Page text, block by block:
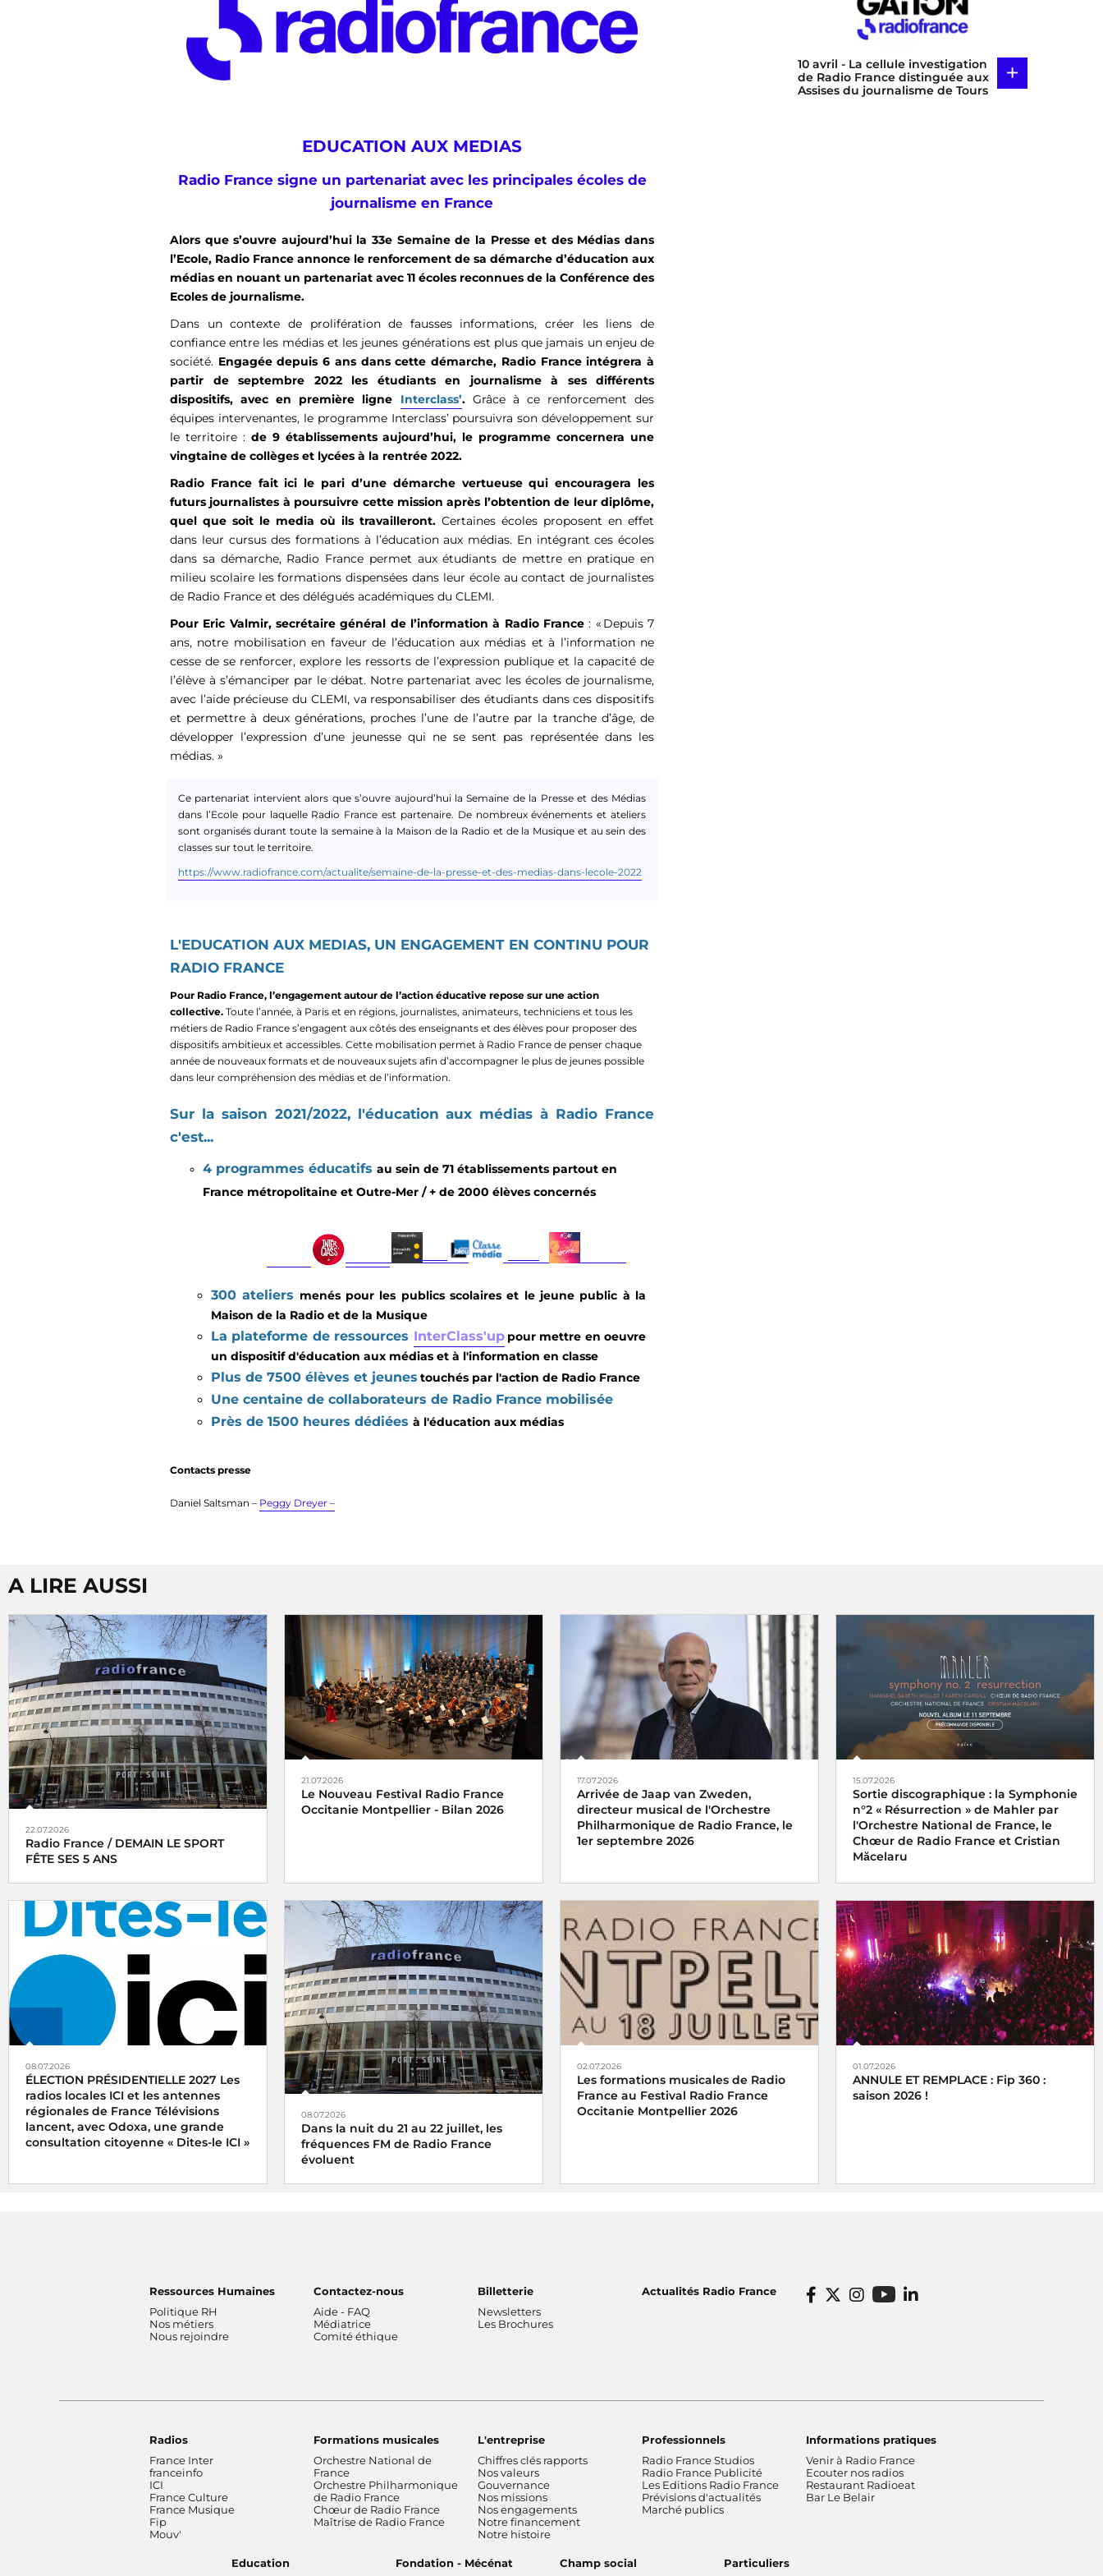
EDUCATION AUX MEDIAS
Radio France signe un partenariat avec les principales écoles de
journalisme en France
Alors que s’ouvre aujourd’hui la 33e Semaine de la Presse et des Médias dans
l’Ecole, Radio France annonce le renforcement de sa démarche d’éducation aux
médias en nouant un partenariat avec 11 écoles reconnues de la Conférence des
Ecoles de journalisme.
Dans un contexte de prolifération de fausses informations, créer les liens de
confiance entre les médias et les jeunes générations est plus que jamais un enjeu de
société. Engagée depuis 6 ans dans cette démarche, Radio France intégrera à
partir de septembre 2022 les étudiants en journalisme à ses différents
dispositifs, avec en première ligne Interclass’.Grâce à ce renforcement des
équipes intervenantes, le programme Interclass’ poursuivra son développement sur
le territoire : de 9 établissements aujourd’hui, le programme concernera une
vingtaine de collèges et lycées à la rentrée 2022.
Radio France fait ici le pari d’une démarche vertueuse qui encouragera les
futurs journalistes à poursuivre cette mission après l’obtention de leur diplôme,
quel que soit le media où ils travailleront. Certaines écoles proposent en effet
dans leur cursus des formations à l’éducation aux médias. En intégrant ces écoles
dans sa démarche, Radio France permet aux étudiants de mettre en pratique en
milieu scolaire les formations dispensées dans leur école au contact de journalistes
de Radio France et des délégués académiques du CLEMI.
Pour Eric Valmir, secrétaire général de l’information à Radio France : « Depuis 7
ans, notre mobilisation en faveur de l’éducation aux médias et à l’information ne
cesse de se renforcer, explore les ressorts de l’expression publique et la capacité de
l’élève à s’émanciper par le débat. Notre partenariat avec les écoles de journalisme,
avec l’aide précieuse du CLEMI, va responsabiliser des étudiants dans ces dispositifs
et permettre à deux générations, proches l’une de l’autre par la tranche d’âge, de
développer l’expression d’une jeunesse qui ne se sent pas représentée dans les
médias. »
Ce partenariat intervient alors que s’ouvre aujourd’hui la Semaine de la Presse et des Médias
dans l’Ecole pour laquelle Radio France est partenaire. De nombreux événements et ateliers
sont organisés durant toute la semaine à la Maison de la Radio et de la Musique et au sein des
classes sur tout le territoire.
https://www.radiofrance.com/actualite/semaine-de-la-presse-et-des-medias-dans-lecole-2022
L'EDUCATION AUX MEDIAS, UN ENGAGEMENT EN CONTINU POUR
RADIO FRANCE
Pour Radio France, l’engagement autour de l’action éducative repose sur une action
collective. Toute l’année, à Paris et en régions, journalistes, animateurs, techniciens et tous les
métiers de Radio France s’engagent aux côtés des enseignants et des élèves pour proposer des
dispositifs ambitieux et accessibles. Cette mobilisation permet à Radio France de penser chaque
année de nouveaux formats et de nouveaux sujets afin d’accompagner le plus de jeunes possible
dans leur compréhension des médias et de l’information.
Sur la saison 2021/2022, l'éducation aux médias à Radio France
c'est...
4 programmes éducatifs au sein de 71 établissements partout en
France métropolitaine et Outre-Mer / + de 2000 élèves concernés
300 ateliers menés pour les publics scolaires et le jeune public à la
Maison de la Radio et de la Musique
La plateforme de ressources InterClass'up pour mettre en oeuvre
un dispositif d'éducation aux médias et à l'information en classe
Plus de 7500 élèves et jeunes touchés par l'action de Radio France
Une centaine de collaborateurs de Radio France mobilisée
Près de 1500 heures dédiées à l'éducation aux médias
Contacts presse
Daniel Saltsman – Peggy Dreyer –
10 avril - La cellule investigation
de Radio France distinguée aux
Assises du journalisme de Tours
+
A LIRE AUSSI
22.07.2026
Radio France / DEMAIN LE SPORT
FÊTE SES 5 ANS
21.07.2026
Le Nouveau Festival Radio France
Occitanie Montpellier - Bilan 2026
17.07.2026
Arrivée de Jaap van Zweden,
directeur musical de l'Orchestre
Philharmonique de Radio France, le
1er septembre 2026
15.07.2026
Sortie discographique : la Symphonie
n°2 « Résurrection » de Mahler par
l'Orchestre National de France, le
Chœur de Radio France et Cristian
Măcelaru
08.07.2026
ÉLECTION PRÉSIDENTIELLE 2027 Les
radios locales ICI et les antennes
régionales de France Télévisions
lancent, avec Odoxa, une grande
consultation citoyenne « Dites-le ICI »
08.07.2026
Dans la nuit du 21 au 22 juillet, les
fréquences FM de Radio France
évoluent
02.07.2026
Les formations musicales de Radio
France au Festival Radio France
Occitanie Montpellier 2026
01.07.2026
ANNULE ET REMPLACE : Fip 360 :
saison 2026 !
Ressources Humaines
Politique RH
Nos métiers
Nous rejoindre
Contactez-nous
Aide - FAQ
Médiatrice
Comité éthique
Billetterie
Newsletters
Les Brochures
Actualités Radio France
Radios
France Inter
franceinfo
ICI
France Culture
France Musique
Fip
Mouv'
Formations musicales
Orchestre National de
France
Orchestre Philharmonique
de Radio France
Chœur de Radio France
Maîtrise de Radio France
L'entreprise
Chiffres clés rapports
Nos valeurs
Gouvernance
Nos missions
Nos engagements
Notre financement
Notre histoire
Professionnels
Radio France Studios
Radio France Publicité
Les Editions Radio France
Prévisions d'actualités
Marché publics
Informations pratiques
Venir à Radio France
Ecouter nos radios
Restaurant Radioeat
Bar Le Belair
Education Fondation - Mécénat Champ social Particuliers